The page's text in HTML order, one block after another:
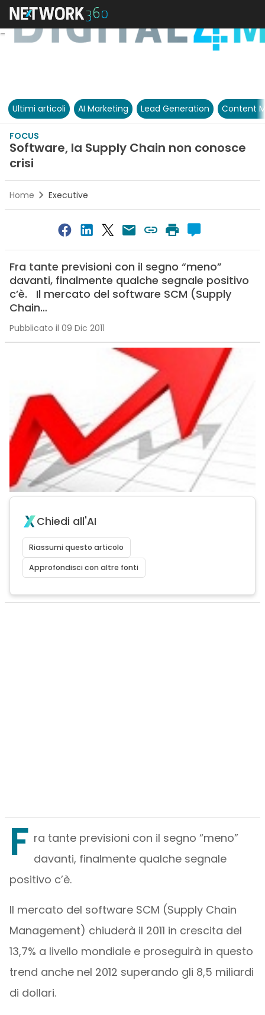
Ultimi articoli AI Marketing Lead Generation Content
FOCUS
Software, la Supply Chain non conosce
crisi
Home Executive
Fra tante previsioni con il segno “meno”
davanti, finalmente qualche segnale positivo
c’è. Il mercato del software SCM (Supply
Chain…
Pubblicato il 09 Dic 2011
Chiedi all'AI
Riassumi questo articolo
Approfondisci con altre fonti
F ra tante previsioni con il segno “meno”
davanti, finalmente qualche segnale
positivo c’è.
Il mercato del software SCM (Supply Chain
Management) chiuderà il 2011 in crescita del
13,7% a livello mondiale e proseguirà in questo
trend anche nel 2012 superando gli 8,5 miliardi
di dollari.